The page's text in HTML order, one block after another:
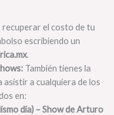
recuperar el costo de tu
escribiendo un
.
También tienes la
a cualquiera de los
en:
día) – Show de Arturo